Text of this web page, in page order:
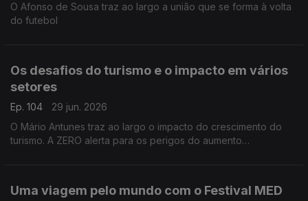
O Afonso de Sousa traz ao largo a união que se forma à volta
do futebol
Os desafios do turismo e o impacto em vários
setores
Ep. 104
29 jun. 2026
O Mário Antunes traz ao largo o impacto do crescimento do
turismo. A ZERO alerta para os perigos do aumento
Uma viagem pelo mundo com o Festival MED